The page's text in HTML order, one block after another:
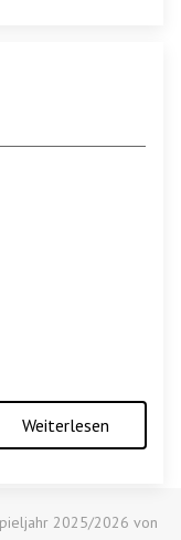
Weiterlesen
2025/2026 von